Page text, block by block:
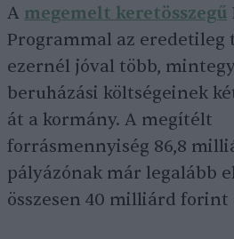
A megemelt keretösszegű
Programmal az eredetileg
ezernél jóval több,
beruházási költségeinek
át a kormány. A megítélt
forrásmennyiség 86,8
pályázónak már legalább
összesen 40 milliárd forint